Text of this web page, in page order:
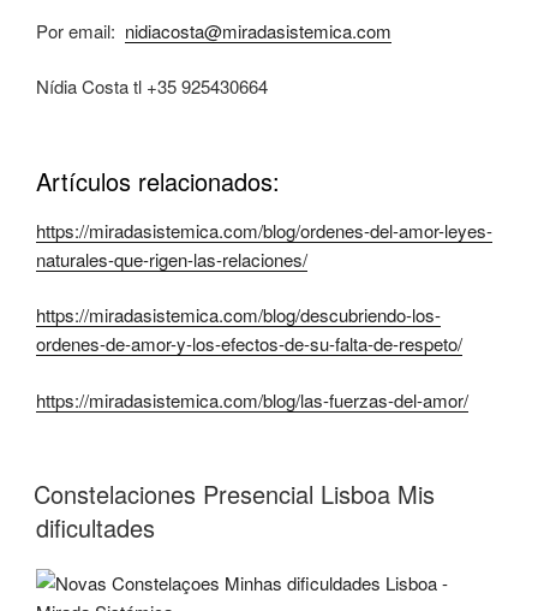
Por email: nidiacosta@miradasistemica.com
Nídia Costa tl +35 925430664
Artículos relacionados:
https://miradasistemica.com/blog/ordenes-del-amor-leyes-
naturales-que-rigen-las-relaciones/
https://miradasistemica.com/blog/descubriendo-los-
ordenes-de-amor-y-los-efectos-de-su-falta-de-respeto/
https://miradasistemica.com/blog/las-fuerzas-del-amor/
Constelaciones Presencial Lisboa Mis
dificultades